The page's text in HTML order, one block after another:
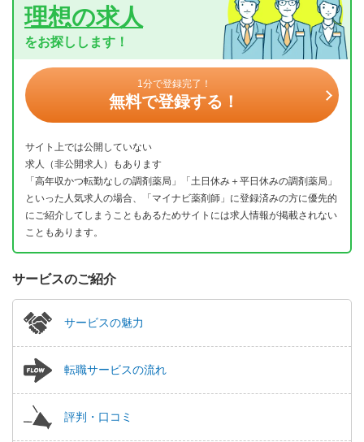
理想の求人
をお探しします！
1分で登録完了！
無料で登録する！
サイト上では公開していない
求人（非公開求人）もあります
「高年収かつ転勤なしの調剤薬局」「土日休み＋平日休みの調剤薬局」
といった人気求人の場合、「マイナビ薬剤師」に登録済みの方に優先的
にご紹介してしまうこともあるためサイトには求人情報が掲載されない
こともあります。
サービスのご紹介
サービスの魅力
転職サービスの流れ
評判・口コミ